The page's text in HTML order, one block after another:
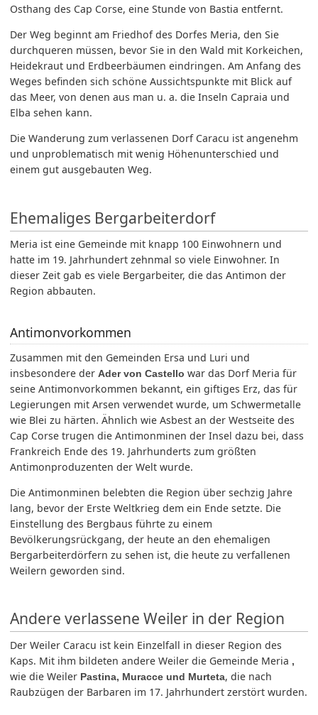
Osthang des Cap Corse, eine Stunde von Bastia entfernt.
Der Weg beginnt am Friedhof des Dorfes Meria, den Sie
durchqueren müssen, bevor Sie in den Wald mit Korkeichen,
Heidekraut und Erdbeerbäumen eindringen. Am Anfang des
Weges befinden sich schöne Aussichtspunkte mit Blick auf
das Meer, von denen aus man u. a. die Inseln Capraia und
Elba sehen kann.
Die Wanderung zum verlassenen Dorf Caracu ist angenehm
und unproblematisch mit wenig Höhenunterschied und
einem gut ausgebauten Weg.
Ehemaliges Bergarbeiterdorf
Meria ist eine Gemeinde mit knapp 100 Einwohnern und
hatte im 19. Jahrhundert zehnmal so viele Einwohner. In
dieser Zeit gab es viele Bergarbeiter, die das Antimon der
Region abbauten.
Antimonvorkommen
Zusammen mit den Gemeinden Ersa und Luri und
insbesondere derAder von Castello war das Dorf Meria für
seine Antimonvorkommen bekannt, ein giftiges Erz, das für
Legierungen mit Arsen verwendet wurde, um Schwermetalle
wie Blei zu härten. Ähnlich wie Asbest an der Westseite des
Cap Corse trugen die Antimonminen der Insel dazu bei, dass
Frankreich Ende des 19. Jahrhunderts zum größten
Antimonproduzenten der Welt wurde.
Die Antimonminen belebten die Region über sechzig Jahre
lang, bevor der Erste Weltkrieg dem ein Ende setzte. Die
Einstellung des Bergbaus führte zu einem
Bevölkerungsrückgang, der heute an den ehemaligen
Bergarbeiterdörfern zu sehen ist, die heute zu verfallenen
Weilern geworden sind.
Andere verlassene Weiler in der Region
Der Weiler Caracu ist kein Einzelfall in dieser Region des
Kaps. Mit ihm bildeten andere Weiler die Gemeinde Meria ,
wie die Weiler Pastina, Muracce und Murteta, die nach
Raubzügen der Barbaren im 17. Jahrhundert zerstört wurden.